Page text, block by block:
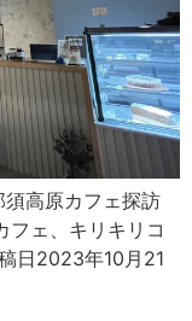
高原カフェ探訪
フェ、キリキリコ
日2023年10月21